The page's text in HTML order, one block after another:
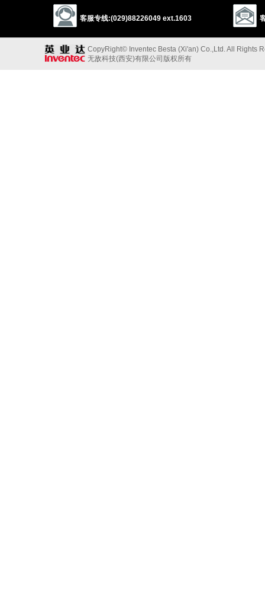
客服专线:(029)88226049 ext.1603
CopyRight© Inventec Besta (Xi'an) Co.,Ltd. All Rights
无敌科技(西安)有限公司版权所有